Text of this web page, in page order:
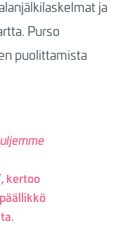
ja
Purso
puolittamista
kertoo